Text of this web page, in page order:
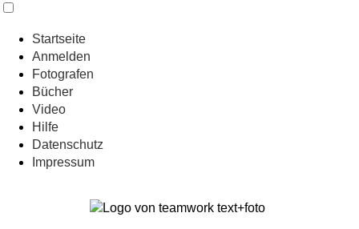
Startseite
Anmelden
Fotografen
Bücher
Video
Hilfe
Datenschutz
Impressum